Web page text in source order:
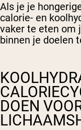
Als je je
calorie- en
vaker te eten om
binnen je doelen
DOEN